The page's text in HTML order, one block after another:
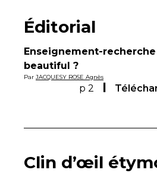
Éditorial
Enseignement-
beautiful ?
Par JACQUESY ROSE Agnès
p 2
Clin d’œil